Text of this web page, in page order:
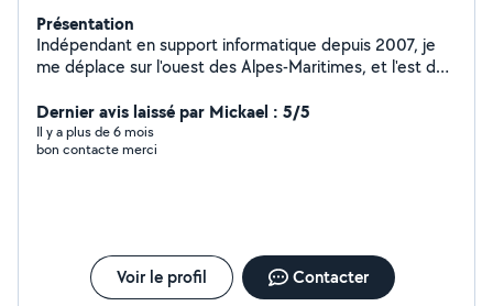
Présentation
Indépendant en support informatique depuis 2007, je
me déplace sur l'ouest des Alpes-Maritimes, et l'est du
optimisation ... Sur Windows, Mac et Android
Configuration Wifi, aide avant l'arrivée de la fibre
Dernier avis laissé par Mickael : 5/5
Il y a plus de 6 mois
bon contacte merci
Voir le profil Contacter